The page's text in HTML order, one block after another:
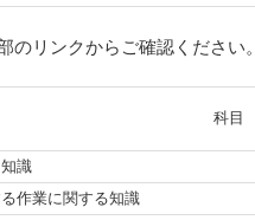
のリンクからご確認ください。
科目
識
作業に関する知識